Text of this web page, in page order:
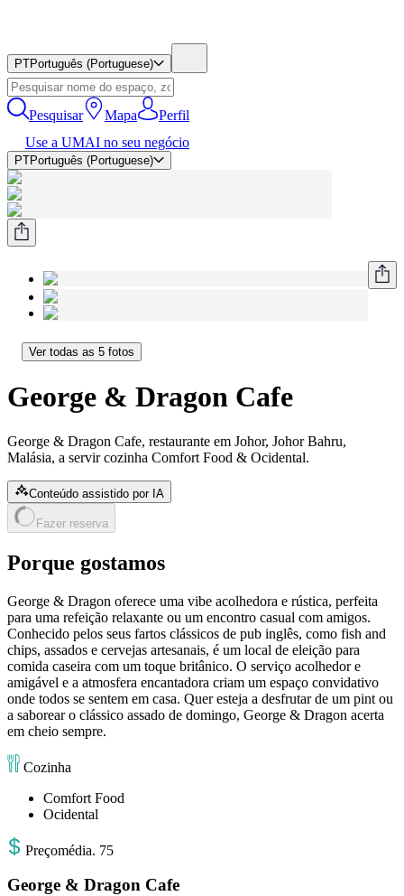
PTPortuguês (Portuguese)
Pesquisar Mapa
Perfil
Use a UMAI no seu negócio
PTPortuguês (Portuguese)
Ver todas as 5 fotos
George & Dragon Cafe
George & Dragon Cafe, restaurante em Johor, Johor Bahru,
Malásia, a servir cozinha Comfort Food & Ocidental.
Conteúdo assistido por IA
Fazer reserva
Porque gostamos
George & Dragon oferece uma vibe acolhedora e rústica, perfeita
para uma refeição relaxante ou um encontro casual com amigos.
Conhecido pelos seus fartos clássicos de pub inglês, como fish and
chips, assados e cervejas artesanais, é um local de eleição para
comida caseira com um toque britânico. O serviço acolhedor e
amigável e a atmosfera encantadora criam um espaço convidativo
onde todos se sentem em casa. Quer esteja a desfrutar de um pint ou
a saborear o clássico assado de domingo, George & Dragon acerta
em cheio sempre.
Cozinha
Comfort Food
Ocidental
Preçomédia. 75
George & Dragon Cafe